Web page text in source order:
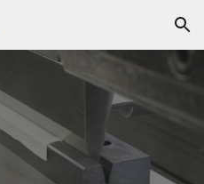
Skip to navigation